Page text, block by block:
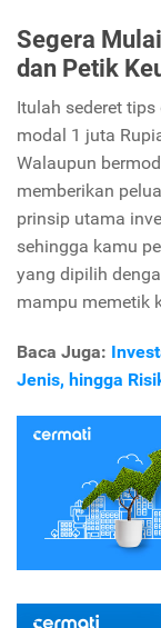
Segera
dan Petik
Itulah sederet
modal 1 juta
Walaupun
memberikan
prinsip utama
sehingga kamu
yang dipilih
mampu memetik
Baca Juga:
Jenis, hingga